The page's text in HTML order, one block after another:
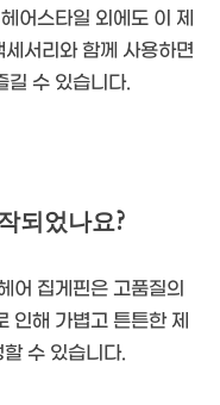
어스타일 외에도 이 제
서리와 함께 사용하면
길 수 있습니다.
되었나요?
어 집게핀은 고품질의
인해 가볍고 튼튼한 제
수 있습니다.